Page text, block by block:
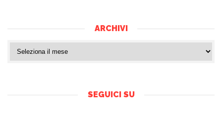
ARCHIVI
SEGUICI SU